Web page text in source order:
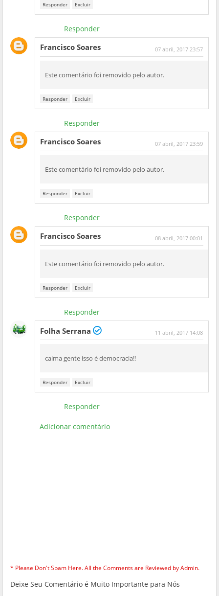
Responder Excluir
Responder
Francisco Soares 07 abril, 2017 23:57
Este comentário foi removido pelo autor.
Responder Excluir
Responder
Francisco Soares 07 abril, 2017 23:59
Este comentário foi removido pelo autor.
Responder Excluir
Responder
Francisco Soares 08 abril, 2017 00:01
Este comentário foi removido pelo autor.
Responder Excluir
Responder
Folha Serrana 11 abril, 2017 14:08
calma gente isso é democracia!!
Responder Excluir
Responder
Adicionar comentário
* Please Don't Spam Here. All the Comments are Reviewed by Admin.
Deixe Seu Comentário é Muito Importante para Nós